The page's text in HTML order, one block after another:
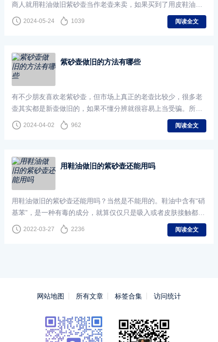
商人就用鞋油做旧紫砂壶当作老壶来卖，如果买到了用皮鞋油做
旧的紫砂壶该怎么清洗呢？下面是具体的方法。用皮鞋油做旧的
2024-05-24 1039 阅读全文
紫砂壶做旧的方法有哪些
有不少朋友喜欢老紫砂壶，但市场上真正的老壶比较少，很多老
壶其实都是新壶做旧的，如果不懂分辨就很容易上当受骗。所以
我们一定要了解紫砂壶做旧的方法有哪些，这样就可以避免买到
2024-04-02 962 阅读全文
用鞋油做旧的紫砂壶还能用吗
用鞋油做旧的紫砂壶还能用吗？当然是不能用的。鞋油中含有“硝
基苯”，是一种有毒的成分，就算仅仅只是吸入或者皮肤接触都会
对肝脏产生一定的危害，导致头晕、恶心等中毒
2022-03-27 2236 阅读全文
网站地图 所有文章 标签合集 访问统计